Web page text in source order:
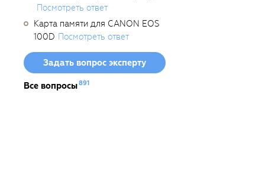
Посмотреть ответ
Карта памяти для CANON EOS
100D Посмотреть ответ
Задать вопрос эксперту
Все вопросы891